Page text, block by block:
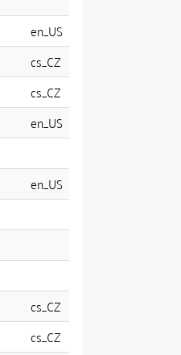
en_US
cs_CZ
cs_CZ
en_US
en_US
cs_CZ
cs_CZ